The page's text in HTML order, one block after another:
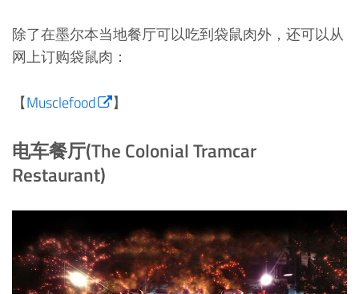
除了在墨尔本当地餐厅可以吃到袋鼠肉外，还可以从
网上订购袋鼠肉：
【Musclefood 】
电车餐厅(The Colonial Tramcar
Restaurant)